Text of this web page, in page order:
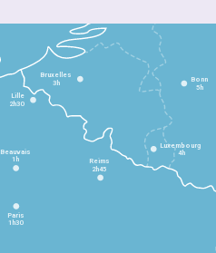
Paris
1h30
Beauvais
1h Reims
2h45
Lille
2h30
Bruxelles
3h Bonn
5h
Luxembourg
4h